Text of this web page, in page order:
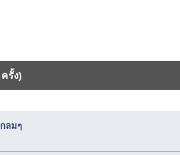
รั้ง)
ลมๆ